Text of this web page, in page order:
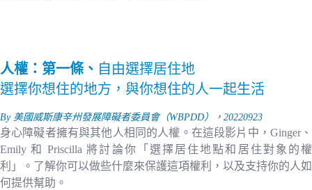
人權：第一條、 自由選擇居住地
選擇你想住的地方，與你想住的人一起生活
By 美國威斯康辛州發展障礙者委員會（WBPDD），20220923
身心障礙者擁有與其他人相同的人權。在這段影片中，Ginger、
Emily 和 Priscilla 將討論你
「 選擇居住地點和居住對象的權
利 」
。了解你可以做些什麼來保護這項權利，以及支持你的人如
何提供幫助。